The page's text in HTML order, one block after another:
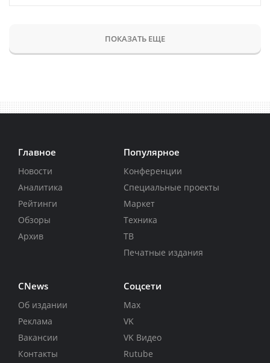
ПОКАЗАТЬ ЕЩЕ
Главное
Новости
Аналитика
Рейтинги
Обзоры
Архив
Популярное
Конференции
Специальные проекты
Маркет
Техника
ТВ
Печатные издания
CNews
Об издании
Реклама
Вакансии
Контакты
Соцсети
Max
VK
VK Видео
Rutube